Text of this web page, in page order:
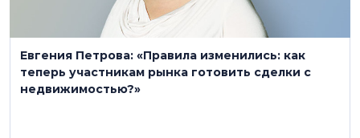
Евгения Петрова: «Правила изменились: как
теперь участникам рынка готовить сделки с
недвижимостью?»